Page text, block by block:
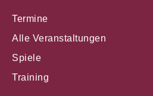
Termine
Alle Veranstaltungen
Spiele
Training